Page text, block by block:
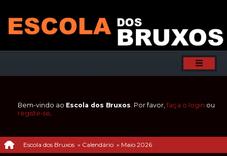
Bem-vindo ao Escola dos Bruxos. Por favor, faça o login ou
registe-se.
Escola dos Bruxos » Calendário » Maio 2026